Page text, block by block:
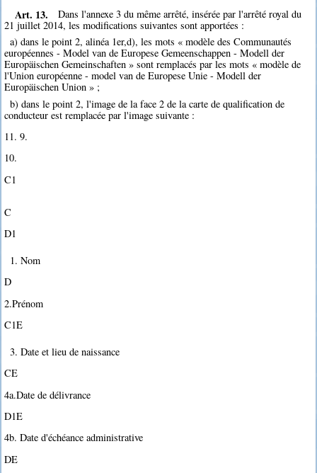
Art. 13.
Dans l'annexe 3 du même arrêté, insérée par l'arrêté royal du
21 juillet 2014, les modifications suivantes sont apportées :
a) dans le point 2, alinéa 1er,d), les mots « modèle des Communautés
européennes - Model van de Europese Gemeenschappen - Modell der
Europäischen Gemeinschaften » sont remplacés par les mots « modèle de
l'Union européenne - model van de Europese Unie - Modell der
Europäischen Union » ;
b) dans le point 2, l'image de la face 2 de la carte de qualification de
conducteur est remplacée par l'image suivante :
11. 9.
10.
C1
C
D1
1. Nom
D
2.Prénom
C1E
3. Date et lieu de naissance
CE
4a.Date de délivrance
D1E
4b. Date d'échéance administrative
DE